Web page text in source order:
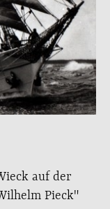
auf der
Pieck"